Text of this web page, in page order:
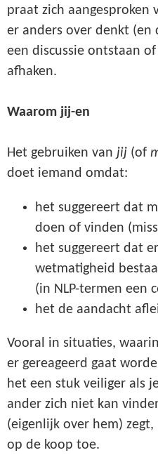
praat zich aangesproken
er anders over denkt (en
een discussie ontstaan
afhaken.
Waarom jij-en
Het gebruiken van jij (of
doet iemand omdat:
het suggereert dat
doen of vinden
het suggereert dat
wetmatigheid
(in NLP-termen een
het de aandacht
Vooral in situaties,
er gereageerd gaat
het een stuk veiliger als
ander zich niet kan
(eigenlijk over hem)
op de koop toe.